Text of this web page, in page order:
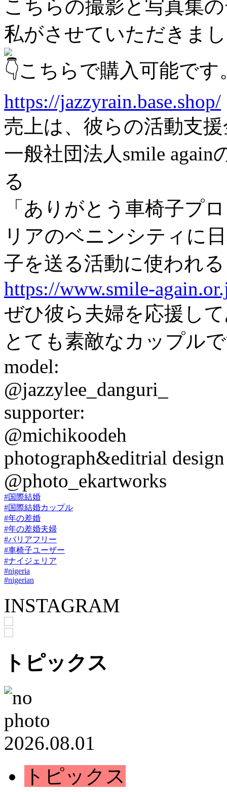
こちらの撮影と写真集
私がさせていただきま
こちらで購入可能です
https://jazzyrain.base.shop/
売上は、彼らの活動支
一般社団法人smile
る
「ありがとう車椅子プ
リアのベニンシティに
子を送る活動に使われ
https://www.smile-
ぜひ彼ら夫婦を応援し
とても素敵なカップル
model:
@jazzylee_danguri_
supporter:
@michikoodeh
photograph&editrial design
@photo_ekartworks
#国際結婚
#国際結婚カップル
#年の差婚
#年の差婚夫婦
#バリアフリー
#車椅子ユーザー
#ナイジェリア
#nigeria
#nigerian
INSTAGRAM
トピックス
2026.08.01
トピックス